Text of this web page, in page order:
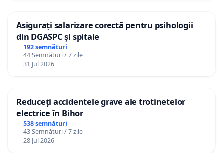
Asigurați salarizare corectă pentru psihologii
din DGASPC și spitale
192 semnături
44 Semnături / 7 zile
31 Jul 2026
Reduceți accidentele grave ale trotinetelor
electrice în Bihor
538 semnături
43 Semnături / 7 zile
28 Jul 2026